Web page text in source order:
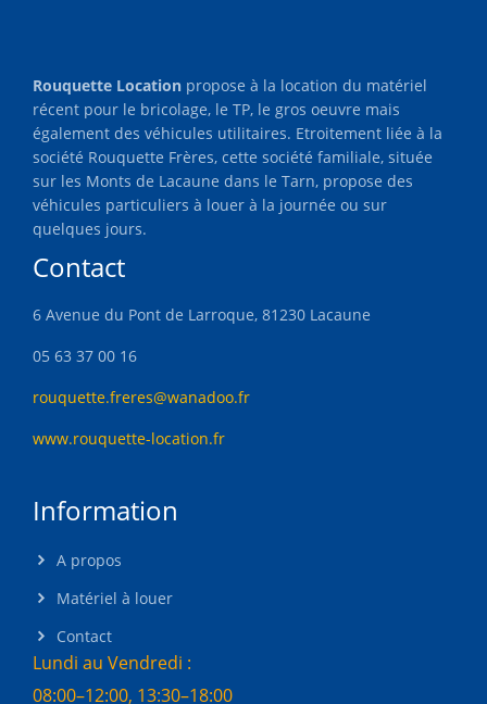
Rouquette Location propose à la location du matériel
récent pour le bricolage, le TP, le gros oeuvre mais
également des véhicules utilitaires. Etroitement liée à la
société Rouquette Frères, cette société familiale, située
sur les Monts de Lacaune dans le Tarn, propose des
véhicules particuliers à louer à la journée ou sur
quelques jours.
Contact
6 Avenue du Pont de Larroque, 81230 Lacaune
05 63 37 00 16
rouquette.freres@wanadoo.fr
www.rouquette-location.fr
Information
A propos
Matériel à louer
Contact
Lundi au Vendredi :
08:00–12:00, 13:30–18:00